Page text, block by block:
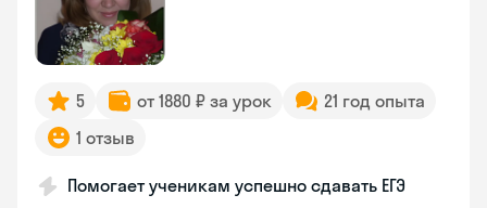
5 от 1880 ₽ за урок
21 год опыта
1 отзыв
Помогает ученикам успешно сдавать ЕГЭ